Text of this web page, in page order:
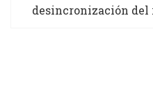
desincronización del